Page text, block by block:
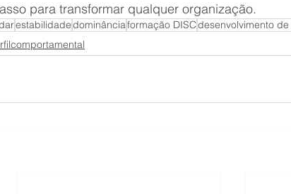
para transformar qualquer organização.
estabilidadedominânciaformação DISCdesenvolvimento